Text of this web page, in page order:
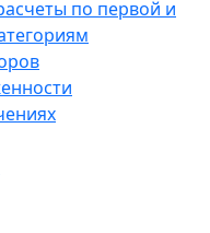
по первой и